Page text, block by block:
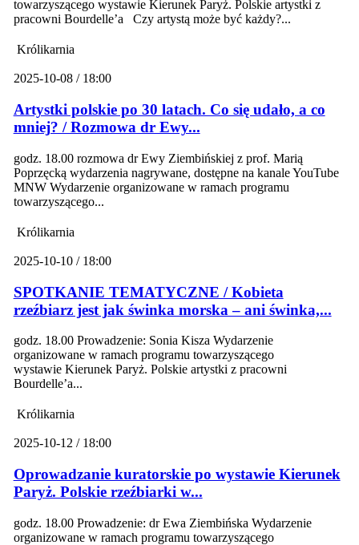
towarzyszącego wystawie Kierunek Paryż. Polskie artystki z
pracowni Bourdelle’a Czy artystą może być każdy?...
Królikarnia
2025-10-08 / 18:00
Artystki polskie po 30 latach. Co się udało, a co
mniej? / Rozmowa dr Ewy...
godz. 18.00 rozmowa dr Ewy Ziembińskiej z prof. Marią
Poprzęcką wydarzenia nagrywane, dostępne na kanale YouTube
MNW Wydarzenie organizowane w ramach programu
towarzyszącego...
Królikarnia
2025-10-10 / 18:00
SPOTKANIE TEMATYCZNE / Kobieta
rzeźbiarz jest jak świnka morska – ani świnka,...
godz. 18.00 Prowadzenie: Sonia Kisza Wydarzenie
organizowane w ramach programu towarzyszącego
wystawie Kierunek Paryż. Polskie artystki z pracowni
Bourdelle’a...
Królikarnia
2025-10-12 / 18:00
Oprowadzanie kuratorskie po wystawie Kierunek
Paryż. Polskie rzeźbiarki w...
godz. 18.00 Prowadzenie: dr Ewa Ziembińska Wydarzenie
organizowane w ramach programu towarzyszącego